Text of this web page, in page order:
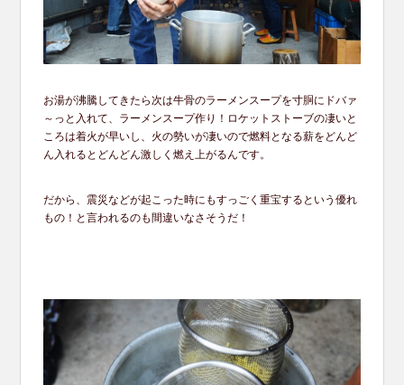
お湯が沸騰してきたら次は牛骨のラーメンスープを寸胴にドバァ
～っと入れて、ラーメンスープ作り！ロケットストーブの凄いと
ころは着火が早いし、火の勢いが凄いので燃料となる薪をどんど
ん入れるとどんどん激しく燃え上がるんです。
だから、震災などが起こった時にもすっごく重宝するという優れ
もの！と言われるのも間違いなさそうだ！